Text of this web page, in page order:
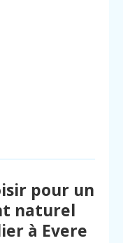
pour un
naturel
à Evere